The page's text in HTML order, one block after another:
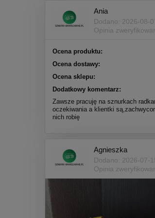
Ania
Dodano: 2026-08-
Opinia
Ocena produktu:
Ocena dostawy:
Ocena sklepu:
Dodatkowy komentarz:
Zawsze pracuję na sznurkach
oczekiwania a klientki
nich robię
Agnieszka
Dodano: 2026-07-
Opinia